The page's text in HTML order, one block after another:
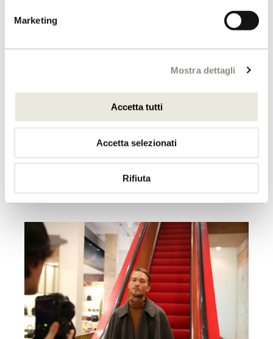
Marketing
Mostra dettagli
Accetta tutti
Accetta selezionati
Rifiuta